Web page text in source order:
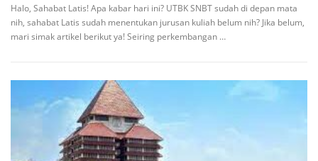
Halo, Sahabat Latis! Apa kabar hari ini? UTBK SNBT sudah di depan mata
nih, sahabat Latis sudah menentukan jurusan kuliah belum nih? Jika belum,
mari simak artikel berikut ya! Seiring perkembangan …